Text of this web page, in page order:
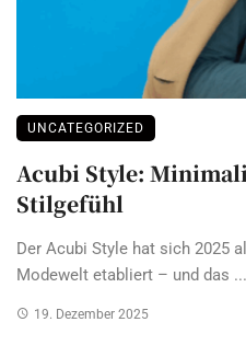
UNCATEGORIZED
Acubi Style:
Stilgefühl
Der Acubi Style hat sich 2025
Modewelt etabliert – und das ...
19. Dezember 2025